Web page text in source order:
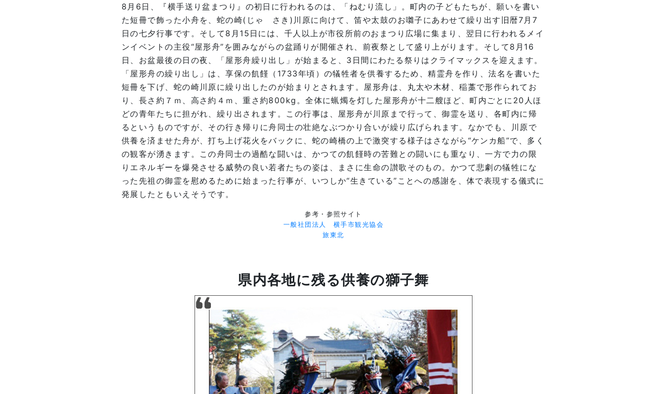
8月6日、『横手送り盆まつり』の初日に行われるのは、「ねむり流し」。町内の子どもたちが、願いを書い
た短冊で飾った小舟を、蛇の崎(じゃ さき)川原に向けて、笛や太鼓のお囃子にあわせて繰り出す旧暦7月7
日の七夕行事です。そして8月15日には、千人以上が市役所前のおまつり広場に集まり、翌日に行われるメイ
ンイベントの主役“屋形舟”を囲みながらの盆踊りが開催され、前夜祭として盛り上がります。そして8月16
日、お盆最後の日の夜、「屋形舟繰り出し」が始まると、3日間にわたる祭りはクライマックスを迎えます。
「屋形舟の繰り出し」は、享保の飢饉（1733年頃）の犠牲者を供養するため、精霊舟を作り、法名を書いた
短冊を下げ、蛇の崎川原に繰り出したのが始まりとされます。屋形舟は、丸太や木材、稲藁で形作られてお
り、長さ約７ｍ、高さ約４ｍ、重さ約800kg。全体に蝋燭を灯した屋形舟が十二艘ほど、町内ごとに20人ほ
どの青年たちに担がれ、繰り出されます。この行事は、屋形舟が川原まで行って、御霊を送り、各町内に帰
るというものですが、その行き帰りに舟同士の壮絶なぶつかり合いが繰り広げられます。なかでも、川原で
供養を済ませた舟が、打ち上げ花火をバックに、蛇の崎橋の上で激突する様子はさながら“ケンカ船”で、多く
の観客が湧きます。この舟同士の過酷な闘いは、かつての飢饉時の苦難との闘いにも重なり、一方で力の限
りエネルギーを爆発させる威勢の良い若者たちの姿は、まさに生命の讃歌そのもの。かつて悲劇の犠牲にな
った先祖の御霊を慰めるために始まった行事が、いつしか“生きている”ことへの感謝を、体で表現する儀式に
発展したともいえそうです。
参考・参照サイト
一般社団法人 横手市観光協会
旅東北
県内各地に残る供養の獅子舞